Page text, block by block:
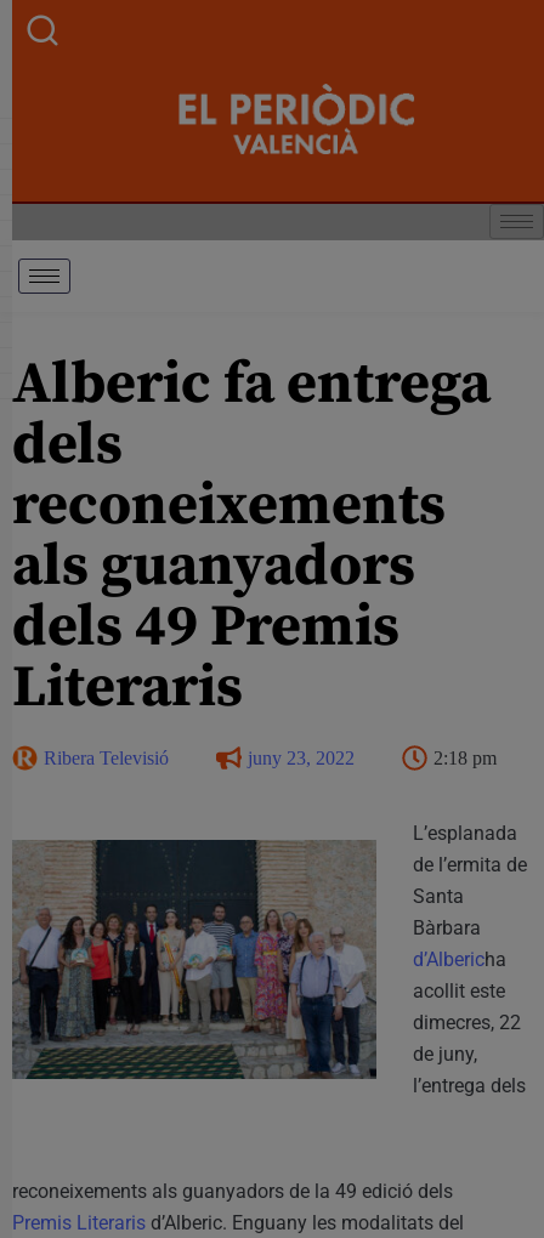
Alberic fa entrega
dels
reconeixements
als guanyadors
dels 49 Premis
Literaris
Ribera Televisió juny 23, 2022 2:18 pm
L’esplanada
de l’ermita de
Santa
Bàrbara
d’Albericha
acollit este
dimecres, 22
de juny,
l’entrega dels
reconeixements als guanyadors de la 49 edició dels
Premis Literaris d’Alberic. Enguany les modalitats del